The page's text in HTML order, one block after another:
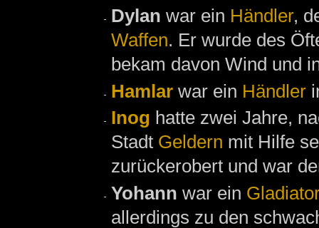
Dylan war ein Händler,
Waffen. Er wurde des
bekam davon Wind und
Hamlar war ein Händler
Inog hatte zwei Jahre,
Stadt Geldern mit Hilfe
zurückerobert und war
Yohann war ein
allerdings zu den